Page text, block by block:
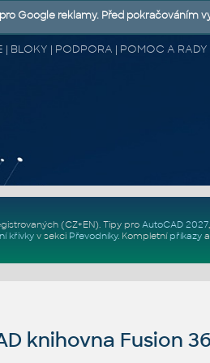
| BLOKY | PODPORA | POMOC A RADY
(CZ+EN). Tipy pro AutoCAD 2027
křivkyv sekci Převodníky. Kompletní příkazya
knihovna Fusion
Google reklamy. Před pokračováním